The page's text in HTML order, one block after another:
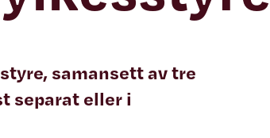
samansett av tre
separat eller i